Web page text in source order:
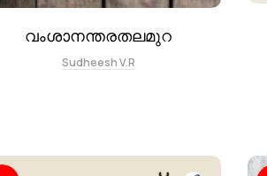
വംശാനന്തരതലമുറ
Sudheesh V.R